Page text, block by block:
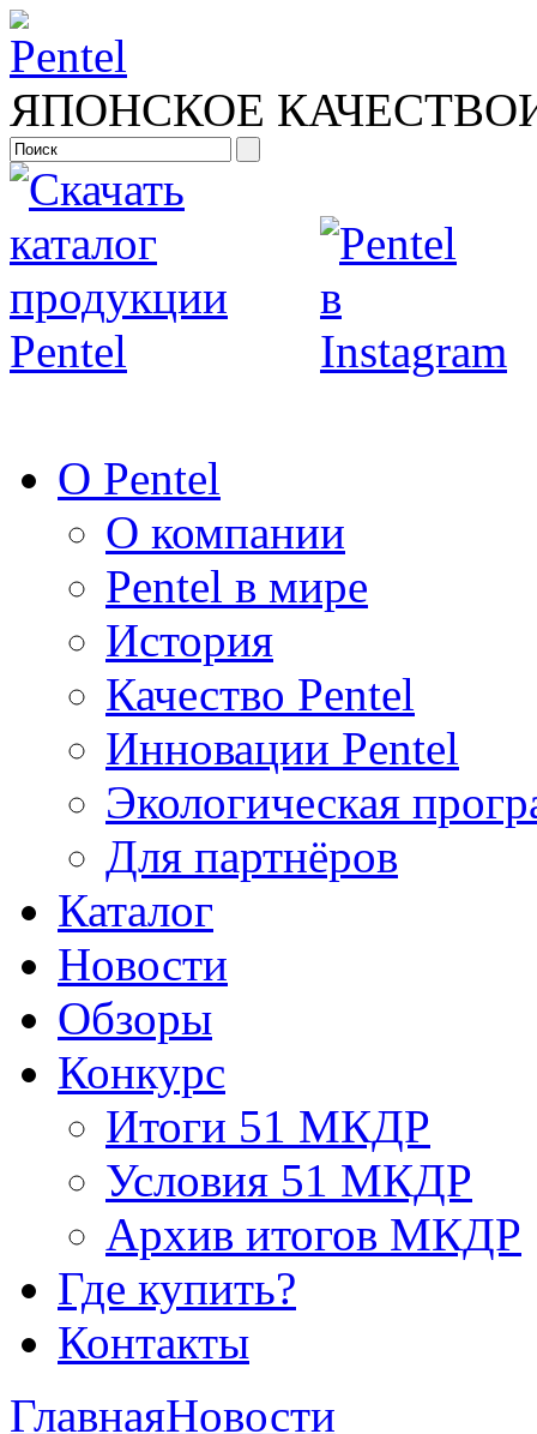
ЯПОНСКОЕ КАЧЕСТВО
О Pentel
О компании
Pentel в мире
История
Качество Pentel
Инновации Pentel
Экологическая
Для партнёров
Каталог
Новости
Обзоры
Конкурс
Итоги 51 МКДР
Условия 51 МКДР
Архив итогов МКДР
Где купить?
Контакты
ГлавнаяНовости